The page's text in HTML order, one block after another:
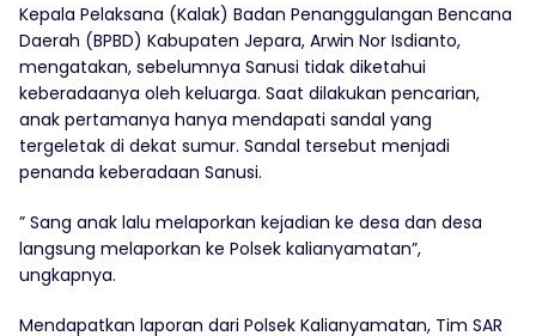
Kepala Pelaksana (Kalak) Badan Penanggulangan Bencana
Daerah (BPBD) Kabupaten Jepara, Arwin Nor Isdianto,
mengatakan, sebelumnya Sanusi tidak diketahui
keberadaanya oleh keluarga. Saat dilakukan pencarian,
anak pertamanya hanya mendapati sandal yang
tergeletak di dekat sumur. Sandal tersebut menjadi
penanda keberadaan Sanusi.
” Sang anak lalu melaporkan kejadian ke desa dan desa
langsung melaporkan ke Polsek kalianyamatan”,
ungkapnya.
Mendapatkan laporan dari Polsek Kalianyamatan, Tim SAR